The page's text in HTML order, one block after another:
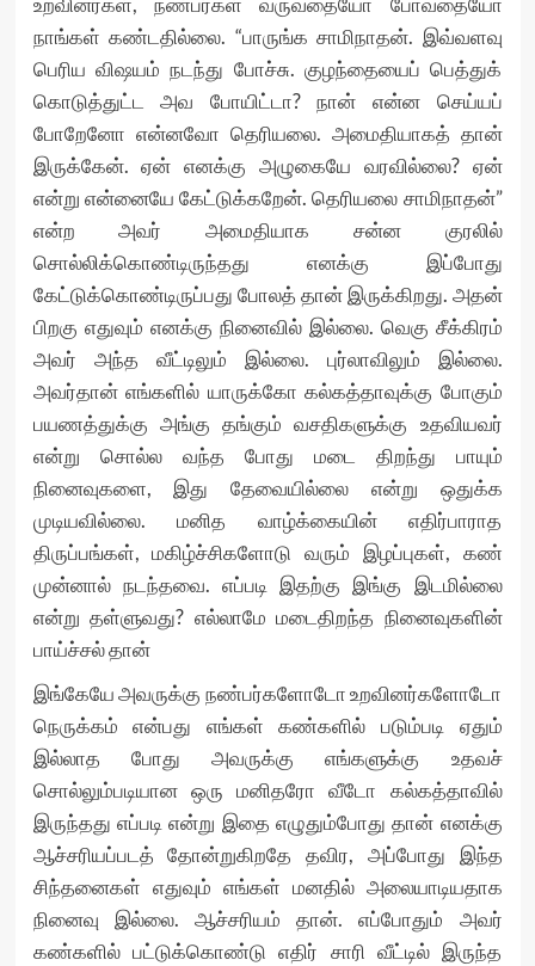
நாங்கள் கண்டதில்லை. “பாருங்க சாமிநாதன். இவ்வளவு
பெரிய விஷயம் நடந்து போச்சு. குழந்தையைப் பெத்துக்
கொடுத்துட்ட அவ போயிட்டா? நான் என்ன செய்யப்
போறேனோ என்னவோ தெரியலை. அமைதியாகத் தான்
இருக்கேன். ஏன் எனக்கு அழுகையே வரவில்லை? ஏன்
என்று என்னையே கேட்டுக்கறேன். தெரியலை சாமிநாதன்”
என்ற அவர் அமைதியாக சன்ன குரலில்
சொல்லிக்கொண்டிருந்தது எனக்கு இப்போது
கேட்டுக்கொண்டிருப்பது போலத் தான் இருக்கிறது. அதன்
பிறகு எதுவும் எனக்கு நினைவில் இல்லை. வெகு சீக்கிரம்
அவர் அந்த வீட்டிலும் இல்லை. புர்லாவிலும் இல்லை.
அவர்தான் எங்களில் யாருக்கோ கல்கத்தாவுக்கு போகும்
பயணத்துக்கு அங்கு தங்கும் வசதிகளுக்கு உதவியவர்
என்று சொல்ல வந்த போது மடை திறந்து பாயும்
நினைவுகளை, இது தேவையில்லை என்று ஒதுக்க
முடியவில்லை. மனித வாழ்க்கையின் எதிர்பாராத
திருப்பங்கள், மகிழ்ச்சிகளோடு வரும் இழப்புகள், கண்
முன்னால் நடந்தவை. எப்படி இதற்கு இங்கு இடமில்லை
என்று தள்ளுவது? எல்லாமே மடைதிறந்த நினைவுகளின்
பாய்ச்சல் தான்
இங்கேயே அவருக்கு நண்பர்களோடோ உறவினர்களோடோ
நெருக்கம் என்பது எங்கள் கண்களில் படும்படி ஏதும்
இல்லாத போது அவருக்கு எங்களுக்கு உதவச்
சொல்லும்படியான ஒரு மனிதரோ வீடோ கல்கத்தாவில்
இருந்தது எப்படி என்று இதை எழுதும்போது தான் எனக்கு
ஆச்சரியப்படத் தோன்றுகிறதே தவிர, அப்போது இந்த
சிந்தனைகள் எதுவும் எங்கள் மனதில் அலையாடியதாக
நினைவு இல்லை. ஆச்சரியம் தான். எப்போதும் அவர்
கண்களில் பட்டுக்கொண்டு எதிர் சாரி வீட்டில் இருந்த